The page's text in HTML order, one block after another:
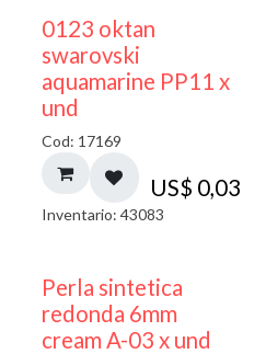
0123 oktan
swarovski
aquamarine PP11 x
und
Cod: 17169
US$ 0,03
Inventario: 43083
Perla sintetica
redonda 6mm
cream A-03 x und